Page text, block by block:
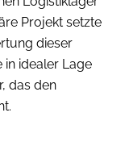
Projekt setzte
dieser
idealer Lage
das den